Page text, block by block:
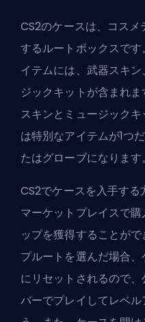
CS2のケースは、コス
するルートボックスで
イテムには、武器スキ
ジックキットが含まれ
スキンとミュージック
は特別なアイテムが1つ
たはグローブになります。
CS2でケースを入手す
マーケットプレイスで
ップを獲得することが
プルートを選んだ場合
にリセットされるので
バーでプレイしてレベ